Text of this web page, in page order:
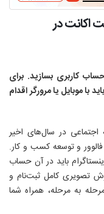
اکانت در
کاربری بسازید. برای
با موبایل یا مرورگر اقدام
اجتماعی در سال‌های اخیر
و توسعه کسب و کار.
باید در آن حساب
تصویری کامل ثبت‌نام و
به مرحله، همراه شما